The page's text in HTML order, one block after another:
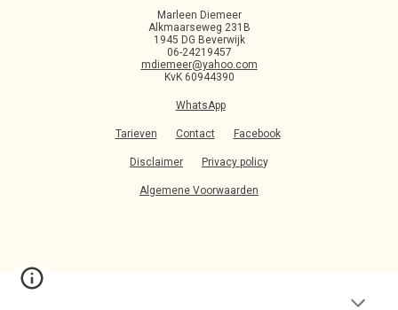
Marleen Diemeer
Alkmaarseweg 231B
1945 DG Beverwijk
06-24219457
mdiemeer@yahoo.com
KvK 60944390
WhatsApp
Tarieven Contact Facebook
Disclaimer Privacy policy
Algemene Voorwaarden